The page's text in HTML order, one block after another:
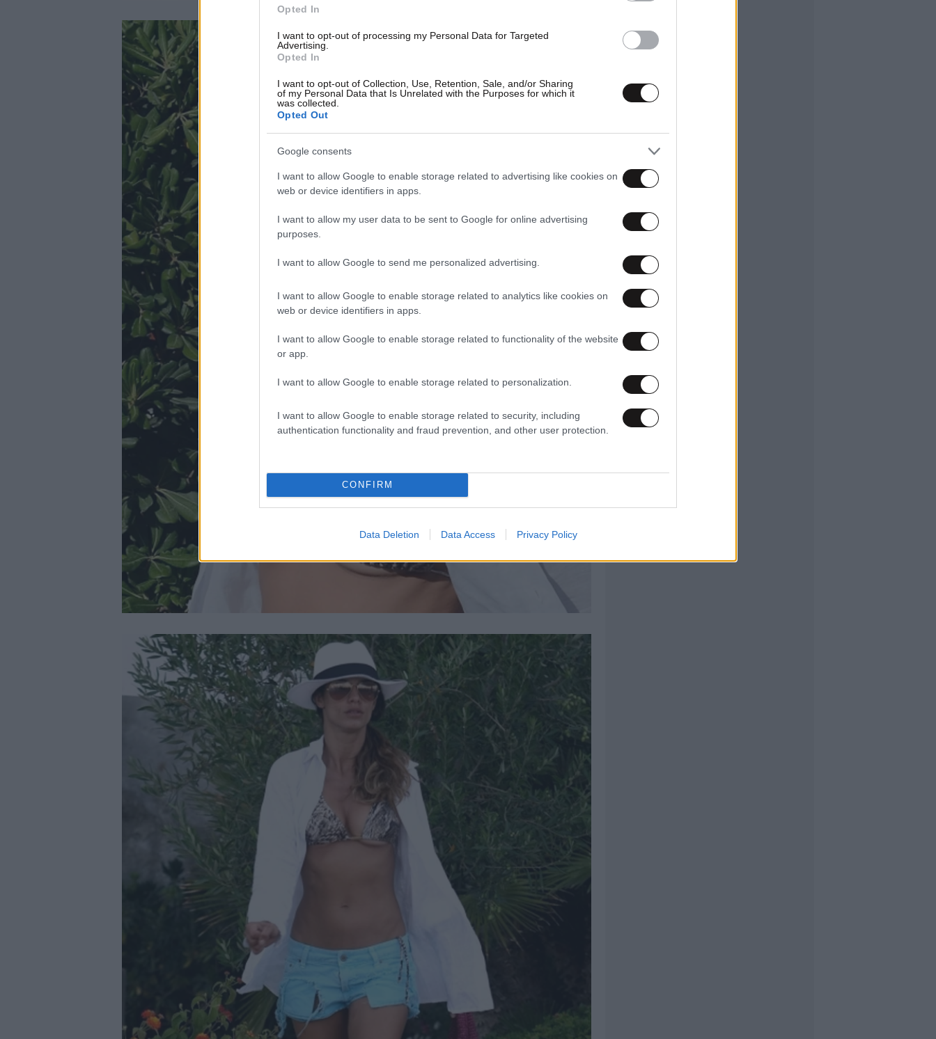
Opted In
I want to opt-out of processing my Personal Data for Targeted
Advertising.
Opted In
I want to opt-out of Collection, Use, Retention, Sale, and/or Sharing
of my Personal Data that Is Unrelated with the Purposes for which it
was collected.
Opted Out
Google consents
I want to allow Google to enable storage related to advertising like cookies on
web or device identifiers in apps.
I want to allow my user data to be sent to Google for online advertising
purposes.
I want to allow Google to send me personalized advertising.
I want to allow Google to enable storage related to analytics like cookies on
web or device identifiers in apps.
I want to allow Google to enable storage related to functionality of the website
or app.
I want to allow Google to enable storage related to personalization.
I want to allow Google to enable storage related to security, including
authentication functionality and fraud prevention, and other user protection.
CONFIRM
Data Deletion Data Access Privacy Policy